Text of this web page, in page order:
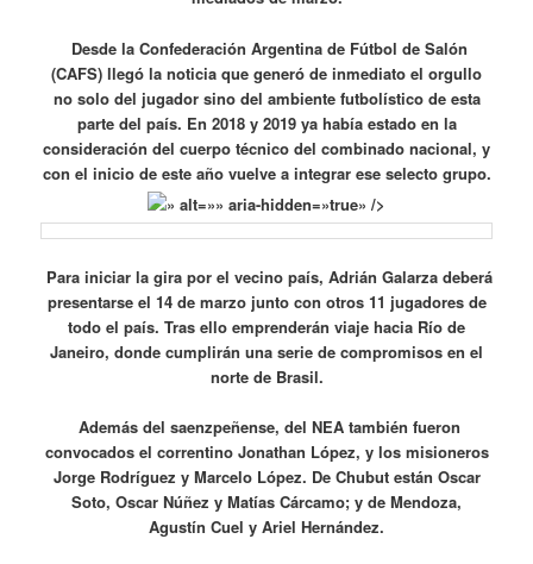
Desde la Confederación Argentina de Fútbol de Salón
(CAFS) llegó la noticia que generó de inmediato el orgullo
no solo del jugador sino del ambiente futbolístico de esta
parte del país. En 2018 y 2019 ya había estado en la
consideración del cuerpo técnico del combinado nacional, y
con el inicio de este año vuelve a integrar ese selecto grupo.
» alt=»» aria-hidden=»true» />
Para iniciar la gira por el vecino país, Adrián Galarza deberá
presentarse el 14 de marzo junto con otros 11 jugadores de
todo el país. Tras ello emprenderán viaje hacia Río de
Janeiro, donde cumplirán una serie de compromisos en el
norte de Brasil.
Además del saenzpeñense, del NEA también fueron
convocados el correntino Jonathan López, y los misioneros
Jorge Rodríguez y Marcelo López. De Chubut están Oscar
Soto, Oscar Núñez y Matías Cárcamo; y de Mendoza,
Agustín Cuel y Ariel Hernández.